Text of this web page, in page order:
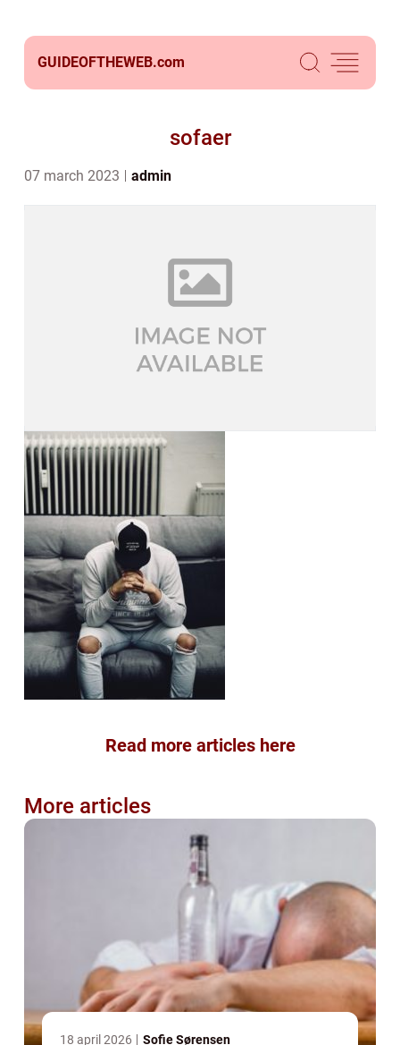
GUIDEOFTHEWEB.com
sofaer
07 march 2023 admin
Read more articles here
More articles
18 april 2026 Sofie Sørensen